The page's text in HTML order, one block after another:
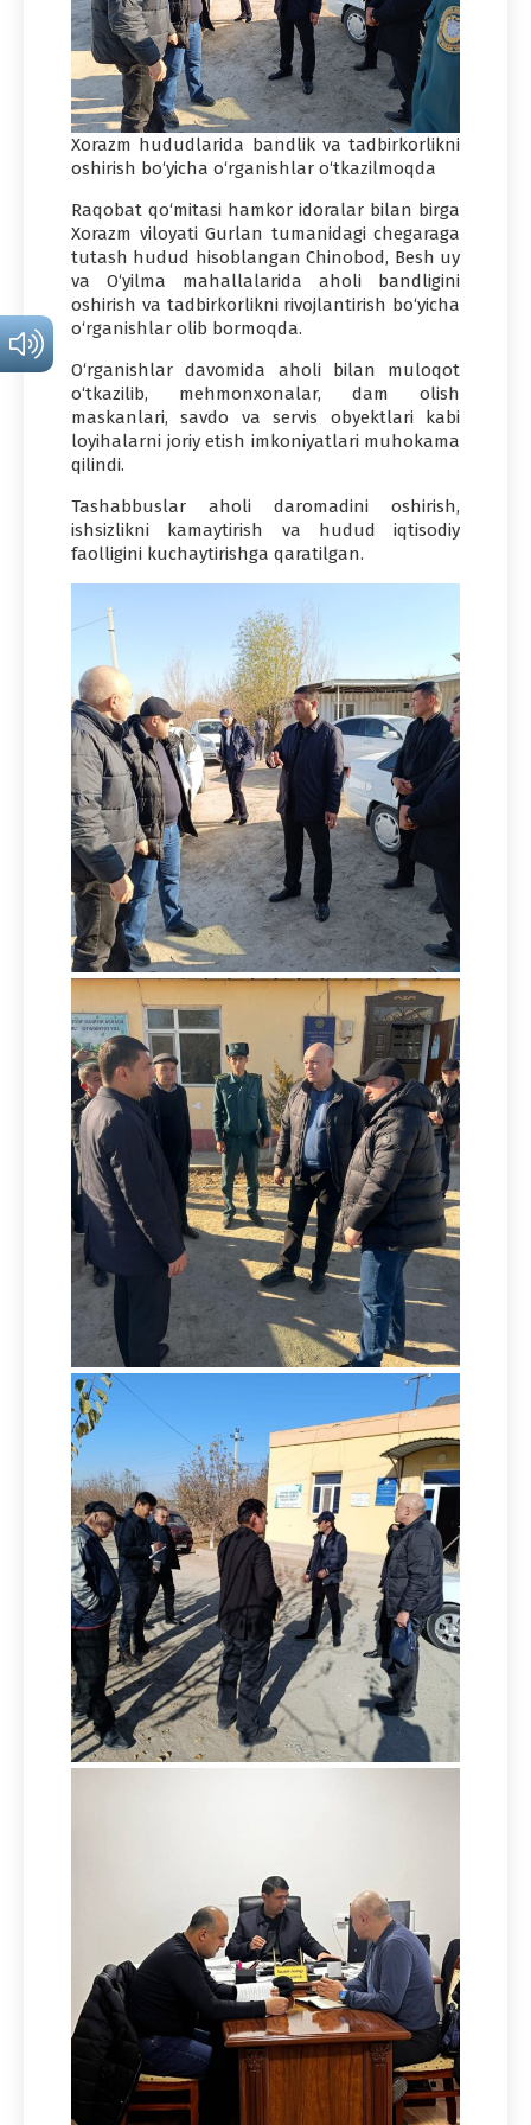
Xorazm hududlarida bandlik va tadbirkorlikni
oshirish bo‘yicha o‘rganishlar o‘tkazilmoqda
Raqobat qo‘mitasi hamkor idoralar bilan birga
Xorazm viloyati Gurlan tumanidagi chegaraga
tutash hudud hisoblangan Chinobod, Besh uy
va O‘yilma mahallalarida aholi bandligini
oshirish va tadbirkorlikni rivojlantirish bo‘yicha
o‘rganishlar olib bormoqda.
O‘rganishlar davomida aholi bilan muloqot
o‘tkazilib, mehmonxonalar, dam olish
maskanlari, savdo va servis obyektlari kabi
loyihalarni joriy etish imkoniyatlari muhokama
qilindi.
Tashabbuslar aholi daromadini oshirish,
ishsizlikni kamaytirish va hudud iqtisodiy
faolligini kuchaytirishga qaratilgan.